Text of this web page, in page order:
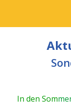
In den Som